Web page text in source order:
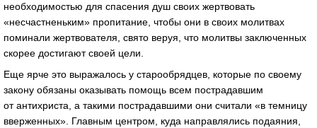
необходимостью для спасения душ своих жертвовать
«несчастненьким» пропитание, чтобы они в своих молитвах
поминали жертвователя, свято веруя, что молитвы заключенных
скорее достигают своей цели.
Еще ярче это выражалось у старообрядцев, которые по своему
закону обязаны оказывать помощь всем пострадавшим
от антихриста, а такими пострадавшими они считали «в темницу
вверженных». Главным центром, куда направлялись подаяния,